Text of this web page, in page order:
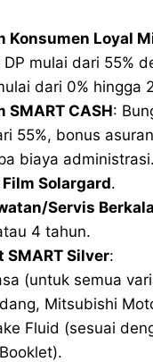
Konsumen Loyal
DP mulai dari 55%
dari 0% hingga
SMART CASH:
55%, bonus
biaya administrasi.
Solargard.
Servis Berkala
4 tahun.
SMART Silver:
(untuk semua
Mitsubishi
Fluid (sesuai